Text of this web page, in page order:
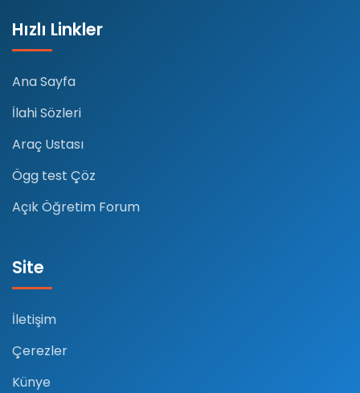
Hızlı Linkler
Ana Sayfa
İlahi Sözleri
Araç Ustası
Ögg test Çöz
Açık Öğretim Forum
Site
İletişim
Çerezler
Künye